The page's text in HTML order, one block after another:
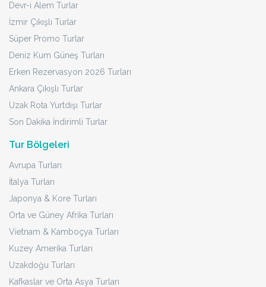
Devr-i Alem Turlar
İzmir Çıkışlı Turlar
Süper Promo Turlar
Deniz Kum Güneş Turları
Erken Rezervasyon 2026 Turları
Ankara Çıkışlı Turlar
Uzak Rota Yurtdışı Turlar
Son Dakika İndirimli Turlar
Tur Bölgeleri
Avrupa Turları
İtalya Turları
Japonya & Kore Turları
Orta ve Güney Afrika Turları
Vietnam & Kamboçya Turları
Kuzey Amerika Turları
Uzakdoğu Turları
Kafkaslar ve Orta Asya Turları